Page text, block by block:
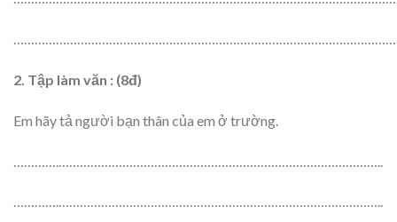
2. Tập làm văn : (8đ)
Em hãy tả người bạn thân của em ở trường.
………….………………………………………………………………………………..